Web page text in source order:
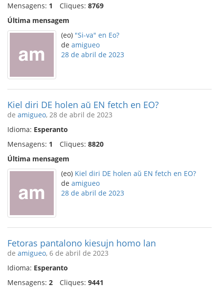
Mensagens: 1 Cliques: 8769
Última mensagem
(eo) "Si-va" en Eo?
de amigueo
28 de abril de 2023
Kiel diri DE holen aŭ EN fetch en EO?
de amigueo, 28 de abril de 2023
Idioma: Esperanto
Mensagens: 1 Cliques: 8820
Última mensagem
(eo) Kiel diri DE holen aŭ EN fetch en EO?
de amigueo
28 de abril de 2023
Fetoras pantalono kiesujn homo lan
de amigueo, 6 de abril de 2023
Idioma: Esperanto
Mensagens: 2 Cliques: 9441